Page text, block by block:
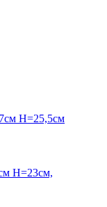
H=25,5см
H=23см,